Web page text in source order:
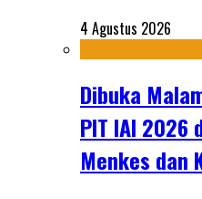
4 Agustus 2026
Dibuka
PIT IAI 2026
Menkes dan